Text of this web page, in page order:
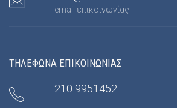
email επικοινωνίας
ΤΗΛΕΦΩΝΑ ΕΠΙΚΟΙΝΩΝΙΑΣ
210 9951452